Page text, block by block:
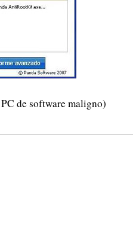
de software maligno)